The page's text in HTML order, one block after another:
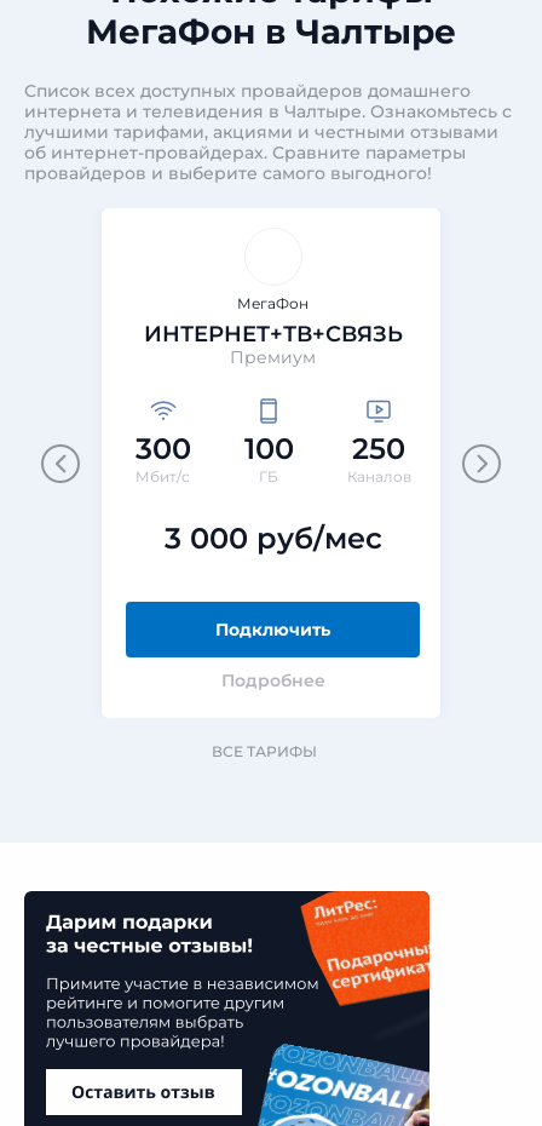
МегаФон в Чалтыре
Список всех доступных провайдеров домашнего
интернета и телевидения в Чалтыре. Ознакомьтесь с
лучшими тарифами, акциями и честными отзывами
об интернет-провайдерах. Сравните параметры
провайдеров и выберите самого выгодного!
МегаФон
ИНТЕРНЕТ+ТВ+СВЯЗЬ
Премиум
300
Мбит/с
100
ГБ
250
Каналов
3 000 руб/мес
Подключить
Подробнее
ВСЕ ТАРИФЫ